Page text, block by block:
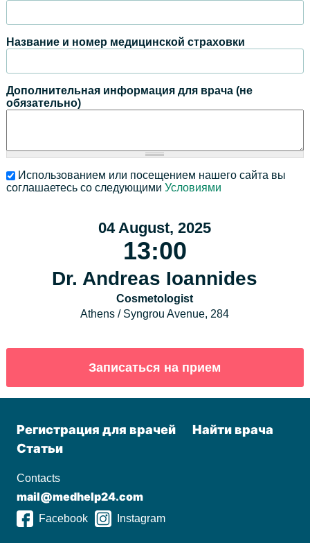
Название и номер медицинской страховки
Дополнительная информация для врача (не
обязательно)
Использованием или посещением нашего сайта вы
соглашаетесь со следующими Условиями
04 August, 2025
13:00
Dr. Andreas Ioannides
Cosmetologist
Athens / Syngrou Avenue, 284
Регистрация для врачей
Найти врача
Статьи
Contacts
mail@medhelp24.com
Facebook Instagram